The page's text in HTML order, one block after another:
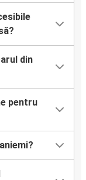
din
pentru